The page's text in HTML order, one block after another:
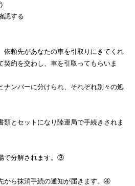
認する
依頼先があなたの車を引取りにきてくれ
契約を交わし、車を引取ってもらいま
ナンバーに分けられ、それぞれ別々の処
類とセットになり陸運局で手続きされま
で分解されます。③
から抹消手続の通知が届きます。④